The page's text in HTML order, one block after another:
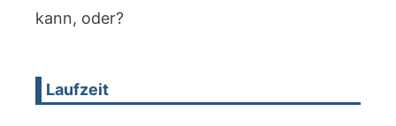
kann, oder?
Laufzeit